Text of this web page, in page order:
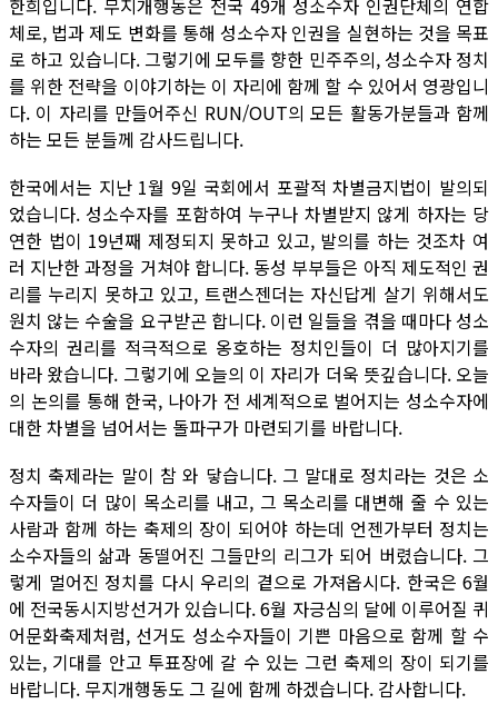
한희입니다. 무지개행동은 전국 49개 성소수자 인권단체의 연합
체로, 법과 제도 변화를 통해 성소수자 인권을 실현하는 것을 목표
로 하고 있습니다. 그렇기에 모두를 향한 민주주의, 성소수자 정치
를 위한 전략을 이야기하는 이 자리에 함께 할 수 있어서 영광입니
다. 이 자리를 만들어주신 RUN/OUT의 모든 활동가분들과 함께
하는 모든 분들께 감사드립니다.
한국에서는 지난 1월 9일 국회에서 포괄적 차별금지법이 발의되
었습니다. 성소수자를 포함하여 누구나 차별받지 않게 하자는 당
연한 법이 19년째 제정되지 못하고 있고, 발의를 하는 것조차 여
러 지난한 과정을 거쳐야 합니다. 동성 부부들은 아직 제도적인 권
리를 누리지 못하고 있고, 트랜스젠더는 자신답게 살기 위해서도
원치 않는 수술을 요구받곤 합니다. 이런 일들을 겪을 때마다 성소
수자의 권리를 적극적으로 옹호하는 정치인들이 더 많아지기를
바라 왔습니다. 그렇기에 오늘의 이 자리가 더욱 뜻깊습니다. 오늘
의 논의를 통해 한국, 나아가 전 세계적으로 벌어지는 성소수자에
대한 차별을 넘어서는 돌파구가 마련되기를 바랍니다.
정치 축제라는 말이 참 와 닿습니다. 그 말대로 정치라는 것은 소
수자들이 더 많이 목소리를 내고, 그 목소리를 대변해 줄 수 있는
사람과 함께 하는 축제의 장이 되어야 하는데 언젠가부터 정치는
소수자들의 삶과 동떨어진 그들만의 리그가 되어 버렸습니다. 그
렇게 멀어진 정치를 다시 우리의 곁으로 가져옵시다. 한국은 6월
에 전국동시지방선거가 있습니다. 6월 자긍심의 달에 이루어질 퀴
어문화축제처럼, 선거도 성소수자들이 기쁜 마음으로 함께 할 수
있는, 기대를 안고 투표장에 갈 수 있는 그런 축제의 장이 되기를
바랍니다. 무지개행동도 그 길에 함께 하겠습니다. 감사합니다.